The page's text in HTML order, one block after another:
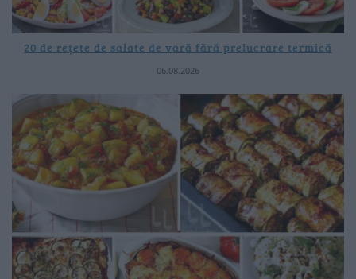
20 de rețete de salate de vară fără prelucrare termică
06.08.2026